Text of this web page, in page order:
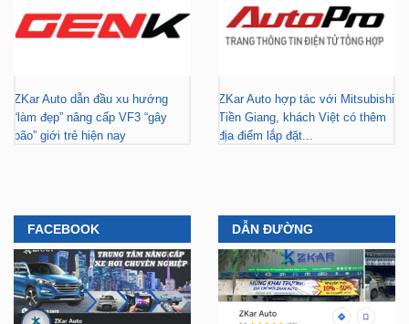
ZKar Auto dẫn đầu xu hướng
“làm đẹp” nâng cấp VF3 “gây
bão” giới trẻ hiện nay
ZKar Auto hợp tác với Mitsubishi
Tiền Giang, khách Việt có thêm
địa điểm lắp đặt...
FACEBOOK DẪN ĐƯỜNG